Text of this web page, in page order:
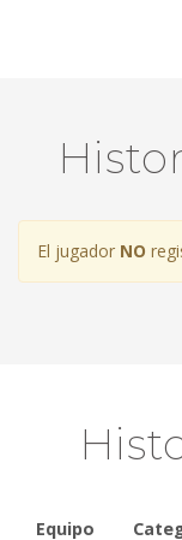
El jugador NO
Equipo